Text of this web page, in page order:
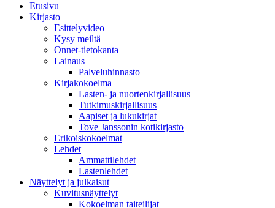
Etusivu
Kirjasto
Esittelyvideo
Kysy meiltä
Onnet-tietokanta
Lainaus
Palveluhinnasto
Kirjakokoelma
Lasten- ja nuortenkirjallisuus
Tutkimuskirjallisuus
Aapiset ja lukukirjat
Tove Janssonin kotikirjasto
Erikoiskokoelmat
Lehdet
Ammattilehdet
Lastenlehdet
Näyttelyt ja julkaisut
Kuvitusnäyttelyt
Kokoelman taiteilijat